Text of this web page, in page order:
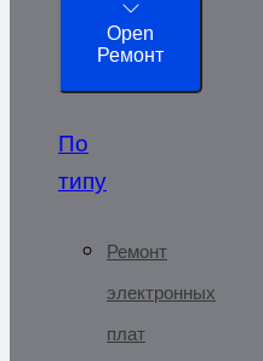
Open
Ремонт
По
типу
Ремонт
электронных
плат